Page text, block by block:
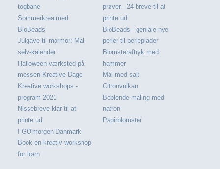
togbane
Sommerkrea med
BioBeads
Julgave til mormor: Mal-
selv-kalender
Halloween-værksted på
messen Kreative Dage
Kreative workshops -
program 2021
Nissebreve klar til at
printe ud
I GO'morgen Danmark
Book en kreativ workshop
for børn
prøver - 24 breve til at
printe ud
BioBeads - geniale nye
perler til perleplader
Blomsteraftryk med
hammer
Mal med salt
Citronvulkan
Boblende maling med
natron
Papirblomster